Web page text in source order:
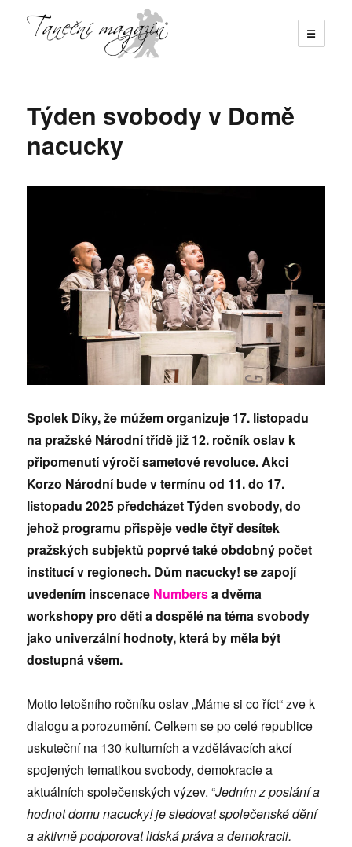
☰
Týden svobody v Domě
nacucky
Spolek Díky, že můžem organizuje 17. listopadu
na pražské Národní třídě již 12. ročník oslav k
připomenutí výročí sametové revoluce. Akci
Korzo Národní bude v termínu od 11. do 17.
listopadu 2025 předcházet Týden svobody, do
jehož programu přispěje vedle čtyř desítek
pražských subjektů poprvé také obdobný počet
institucí v regionech. Dům nacucky! se zapojí
uvedením inscenace Numbersa dvěma
workshopy pro děti a dospělé na téma svobody
jako univerzální hodnoty, která by měla být
dostupná všem.
Motto letošního ročníku oslav „Máme si co říct“ zve k
dialogu a porozumění. Celkem se po celé republice
uskuteční na 130 kulturních a vzdělávacích akcí
spojených tematikou svobody, demokracie a
aktuálních společenských výzev. “Jedním z poslání a
hodnot domu nacucky! je sledovat společenské dění
a aktivně podporovat lidská práva a demokracii.